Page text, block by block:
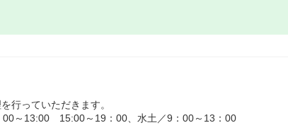
行っていただきます。
00～13:00 15:00～19：00、水土／9：00～13：00